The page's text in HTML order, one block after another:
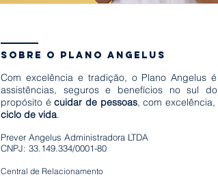
sobre o plano angelus
Com excelência e tradição, o Plano Angelus
assistências, seguros e benefícios no sul
propósito écuidar de pessoas, com
ciclo de vida.
Prever Angelus Administradora LTDA
CNPJ: 33.149.334/0001-80
Central de Relacionamento